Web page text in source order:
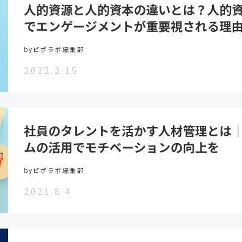
人的資源と人的資本の違いとは？人的
でエンゲージメントが重要視される理
byピポラボ編集部
2022.2.15
社員のタレントを活かす人材管理とは
ムの活用でモチベーションの向上を
byピポラボ編集部
2021.8.4